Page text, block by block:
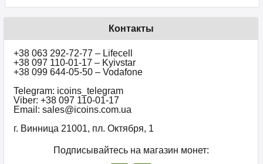
Контакты
+38 063 292-72-77 – Lifecell
+38 097 110-01-17 – Kyivstar
+38 099 644-05-50 – Vodafone
Telegram: icoins_telegram
Viber: +38 097 110-01-17
Email: sales@icoins.com.ua
г. Винница 21001, пл. Октября, 1
Подписывайтесь на магазин монет: